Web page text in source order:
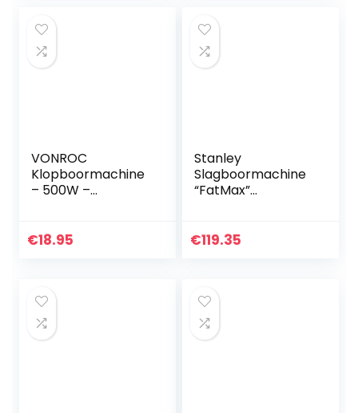
VONROC
Klopboormachine
– 500W –
zijhandgreep,
€18.95
Stanley
Slagboormachine
“FatMax”
€119.35